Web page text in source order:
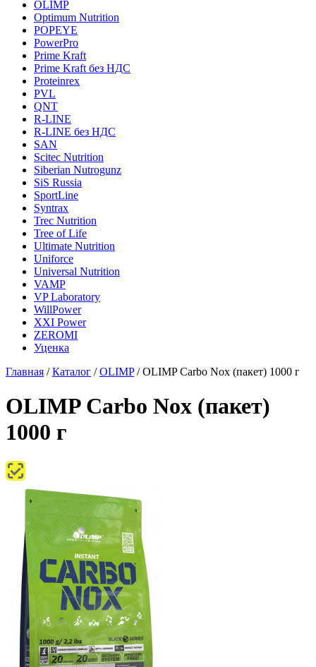
OLIMP
Optimum Nutrition
POPEYE
PowerPro
Prime Kraft
Prime Kraft без НДС
Proteinrex
PVL
QNT
R-LINE
R-LINE без НДС
SAN
Scitec Nutrition
Siberian Nutrogunz
SiS Russia
SportLine
Syntrax
Trec Nutrition
Tree of Life
Ultimate Nutrition
Uniforce
Universal Nutrition
VAMP
VP Laboratory
WillPower
XXI Power
ZEROMI
Уценка
Главная /Каталог /OLIMP/OLIMP Carbo Nox (пакет) 1000 г
OLIMP Carbo Nox (пакет)
1000 г